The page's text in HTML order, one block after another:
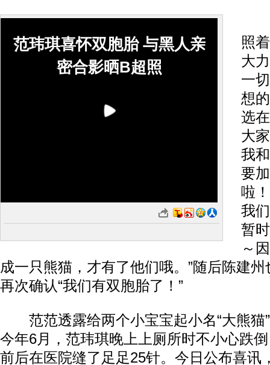
范玮琪喜怀双胞胎 与黑人亲
密合影晒B超照
照
大
一
想
选
大
我
要
啦
我
暂
～
成一只熊猫，才有了他们哦。”随后陈建
再次确认“我们有双胞胎了！”
范范透露给两个小宝宝起小名“大熊猫”
今年6月，范玮琪晚上上厕所时不小心跌
前后在医院缝了足足25针。今日公布喜讯